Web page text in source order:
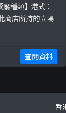
種類】港式：
商店所持的立場
查閱資料
香